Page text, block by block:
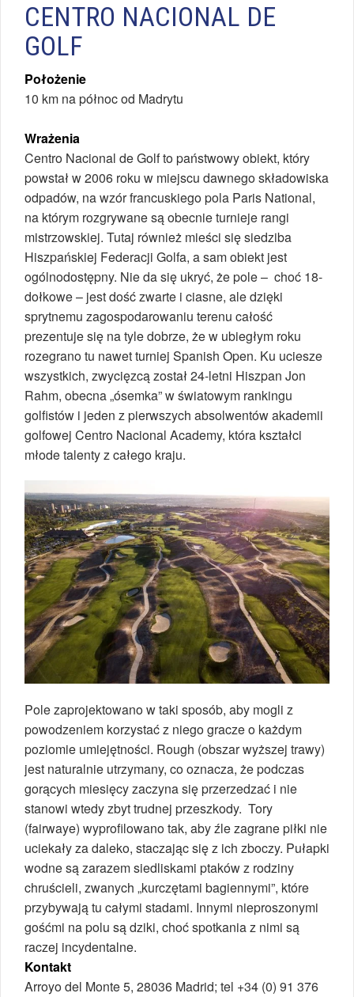
CENTRO NACIONAL DE
GOLF
Położenie
10 km na północ od Madrytu
Wrażenia
Centro Nacional de Golf to państwowy obiekt, który
powstał w 2006 roku w miejscu dawnego składowiska
odpadów, na wzór francuskiego pola Paris National,
na którym rozgrywane są obecnie turnieje rangi
mistrzowskiej. Tutaj również mieści się siedziba
Hiszpańskiej Federacji Golfa, a sam obiekt jest
ogólnodostępny. Nie da się ukryć, że pole – choć 18-
dołkowe – jest dość zwarte i ciasne, ale dzięki
sprytnemu zagospodarowaniu terenu całość
prezentuje się na tyle dobrze, że w ubiegłym roku
rozegrano tu nawet turniej Spanish Open. Ku uciesze
wszystkich, zwycięzcą został 24-letni Hiszpan Jon
Rahm, obecna „ósemka” w światowym rankingu
golfistów i jeden z pierwszych absolwentów akademii
golfowej Centro Nacional Academy, która kształci
młode talenty z całego kraju.
Pole zaprojektowano w taki sposób, aby mogli z
powodzeniem korzystać z niego gracze o każdym
poziomie umiejętności. Rough (obszar wyższej trawy)
jest naturalnie utrzymany, co oznacza, że podczas
gorących miesięcy zaczyna się przerzedzać i nie
stanowi wtedy zbyt trudnej przeszkody. Tory
(fairwaye) wyprofilowano tak, aby źle zagrane piłki nie
uciekały za daleko, staczając się z ich zboczy. Pułapki
wodne są zarazem siedliskami ptaków z rodziny
chruścieli, zwanych „kurczętami bagiennymi”, które
przybywają tu całymi stadami. Innymi nieproszonymi
gośćmi na polu są dziki, choć spotkania z nimi są
raczej incydentalne.
Kontakt
Arroyo del Monte 5, 28036 Madrid; tel +34 (0) 91 376